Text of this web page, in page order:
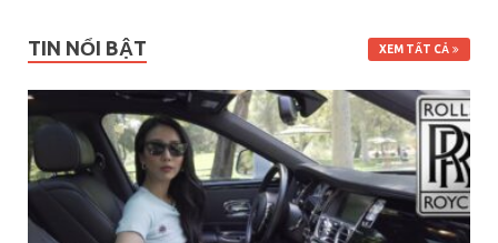
TIN NỔI BẬT XEM TẤT CẢ